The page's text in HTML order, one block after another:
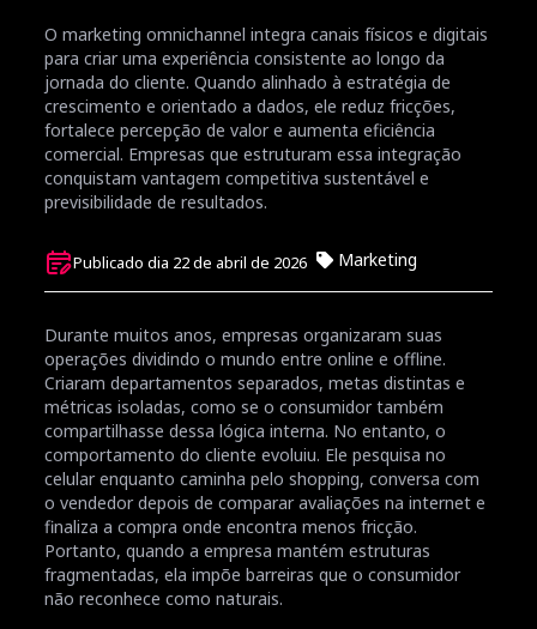
O marketing omnichannel integra canais físicos e digitais
para criar uma experiência consistente ao longo da
jornada do cliente. Quando alinhado à estratégia de
crescimento e orientado a dados, ele reduz fricções,
fortalece percepção de valor e aumenta eficiência
comercial. Empresas que estruturam essa integração
conquistam vantagem competitiva sustentável e
previsibilidade de resultados.
Publicado dia 22 de abril de 2026 Marketing
Durante muitos anos, empresas organizaram suas
operações dividindo o mundo entre online e offline.
Criaram departamentos separados, metas distintas e
métricas isoladas, como se o consumidor também
compartilhasse dessa lógica interna. No entanto, o
comportamento do cliente evoluiu. Ele pesquisa no
celular enquanto caminha pelo shopping, conversa com
o vendedor depois de comparar avaliações na internet e
finaliza a compra onde encontra menos fricção.
Portanto, quando a empresa mantém estruturas
fragmentadas, ela impõe barreiras que o consumidor
não reconhece como naturais.